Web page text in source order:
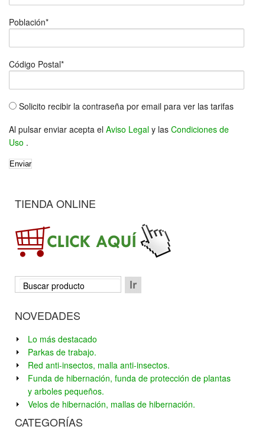
Población*
Código Postal*
Solicito recibir la contraseña por email para ver las tarifas
Al pulsar enviar acepta el Aviso Legal y las Condiciones de
Uso .
TIENDA ONLINE
NOVEDADES
Lo más destacado
Parkas de trabajo.
Red anti-insectos, malla anti-insectos.
Funda de hibernación, funda de protección de plantas
y arboles pequeños.
Velos de hibernación, mallas de hibernación.
CATEGORÍAS